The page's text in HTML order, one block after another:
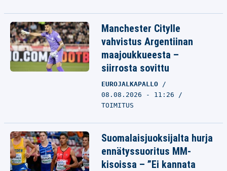
Manchester Citylle
vahvistus Argentiinan
maajoukkueesta –
siirrosta sovittu
EUROJALKAPALLO
08.08.2026 - 11:26
TOIMITUS
Suomalaisjuoksijalta hurja
ennätyssuoritus MM-
kisoissa – ”Ei kannata